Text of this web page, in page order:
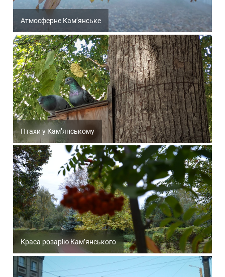
Атмосферне Кам’янське
Птахи у Кам’янському
Краса розарію Кам’янського